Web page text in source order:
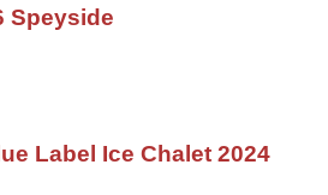
Speyside
Label Ice Chalet 2024